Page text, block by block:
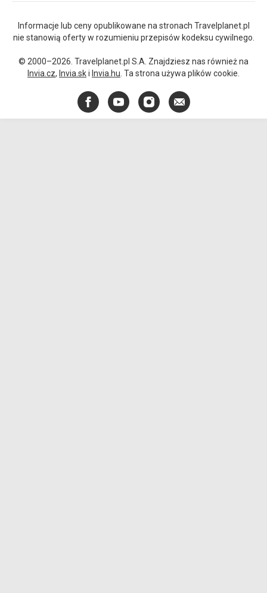
Informacje lub ceny opublikowane na stronach Travelplanet.pl
nie stanowią oferty w rozumieniu przepisów kodeksu cywilnego.
© 2000–2026. Travelplanet.pl S.A. Znajdziesz nas również na
Invia.cz, Invia.ski Invia.hu . Ta strona używa plików cookie.
FacebookYouTubeInstagram
E-
mail